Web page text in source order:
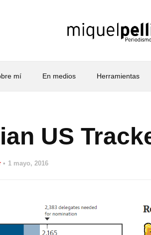
mí En medios Herramientas
US
1 mayo, 2016